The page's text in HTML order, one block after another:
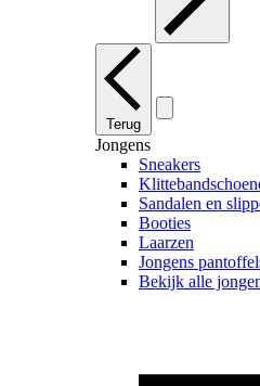
Terug
Jongens
Sneakers
Sandalen en
Booties
Laarzen
Jongens
Bekijk alle